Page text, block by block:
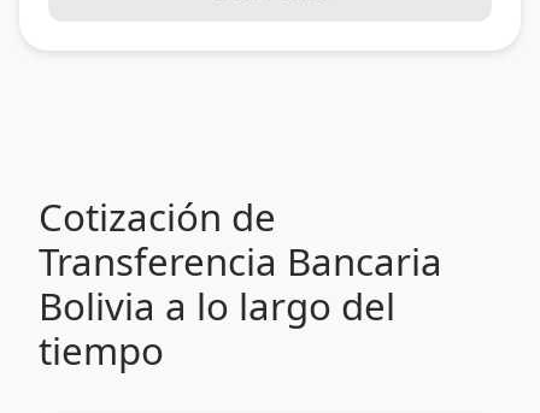
Cotización de
Transferencia Bancaria
Bolivia a lo largo del
tiempo